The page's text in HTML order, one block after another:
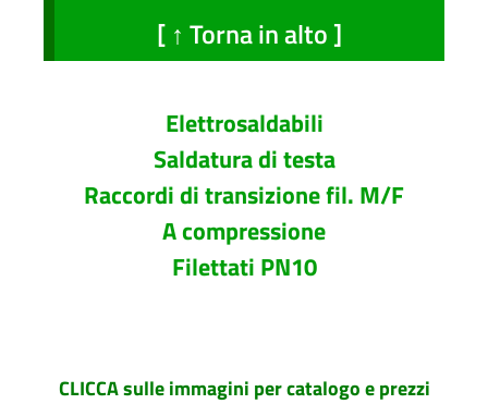
[ ↑ Torna in alto ]
Elettrosaldabili
Saldatura di testa
Raccordi di transizione fil. M/F
A compressione
Filettati PN10
CLICCA sulle immagini per catalogo e prezzi